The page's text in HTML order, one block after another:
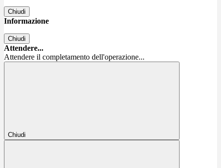
Chiudi
Informazione
Chiudi
Attendere...
Attendere il completamento dell'operazione...
Chiudi